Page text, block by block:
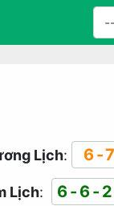
Lịch: 6-
Lịch: 6-6-